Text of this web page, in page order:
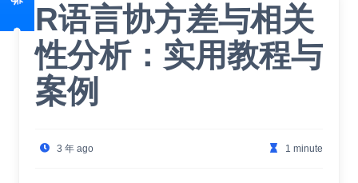
R语言协方差与相关
性分析：实用教程与
案例
3 年 ago 1 minute